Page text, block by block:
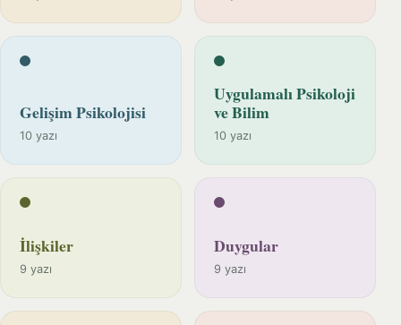
Gelişim Psikolojisi
10 yazı
Uygulamalı Psikoloji
ve Bilim
10 yazı
İlişkiler
9 yazı
Duygular
9 yazı